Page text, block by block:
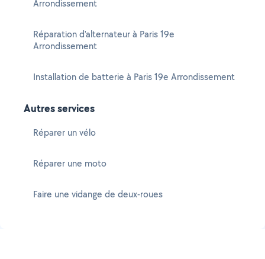
Arrondissement
Réparation d'alternateur à Paris 19e
Arrondissement
Installation de batterie à Paris 19e Arrondissement
Autres services
Réparer un vélo
Réparer une moto
Faire une vidange de deux-roues